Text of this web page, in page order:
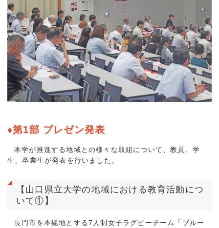
♦第1部 プレゼン発表
本学が推進する地域との様々な取組について、教員、学
生、卒業生が発表を行いました。
【山口県立大学の地域における教育活動につ
いて①】
長門市を本拠地とする7人制女子ラグビーチーム「ブルー